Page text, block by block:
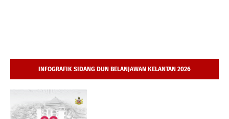
INFOGRAFIK SIDANG DUN BELANJAWAN KELANTAN 2026